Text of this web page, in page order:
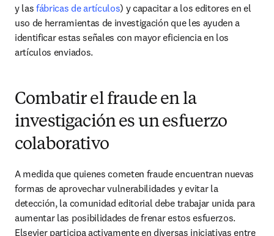
y las fábricas de artículos) y capacitar a los editores en el
uso de herramientas de investigación que les ayuden a
identificar estas señales con mayor eficiencia en los
artículos enviados.
Combatir el fraude en la
investigación es un esfuerzo
colaborativo
A medida que quienes cometen fraude encuentran nuevas
formas de aprovechar vulnerabilidades y evitar la
detección, la comunidad editorial debe trabajar unida para
aumentar las posibilidades de frenar estos esfuerzos.
Elsevier participa activamente en diversas iniciativas entre